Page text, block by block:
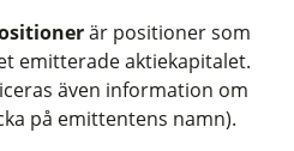
är positioner som
emitterade aktiekapitalet.
även information om
på emittentens namn).